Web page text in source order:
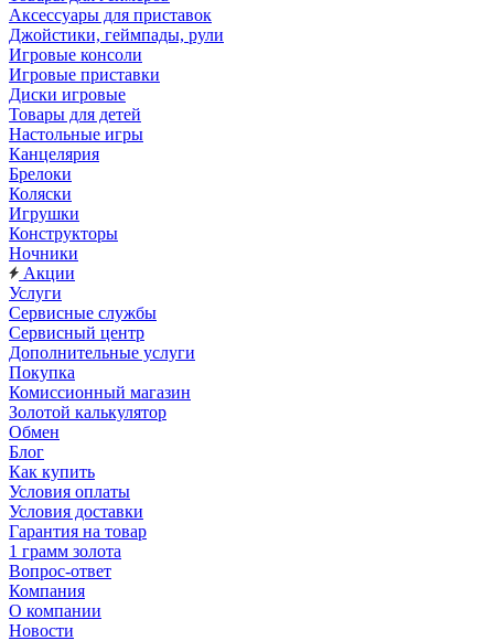
Аксессуары для приставок
Джойстики, геймпады, рули
Игровые консоли
Игровые приставки
Диски игровые
Товары для детей
Настольные игры
Канцелярия
Брелоки
Коляски
Игрушки
Конструкторы
Ночники
Акции
Услуги
Сервисные службы
Сервисный центр
Дополнительные услуги
Покупка
Комиссионный магазин
Золотой калькулятор
Обмен
Блог
Как купить
Условия оплаты
Условия доставки
Гарантия на товар
1 грамм золота
Вопрос-ответ
Компания
О компании
Новости